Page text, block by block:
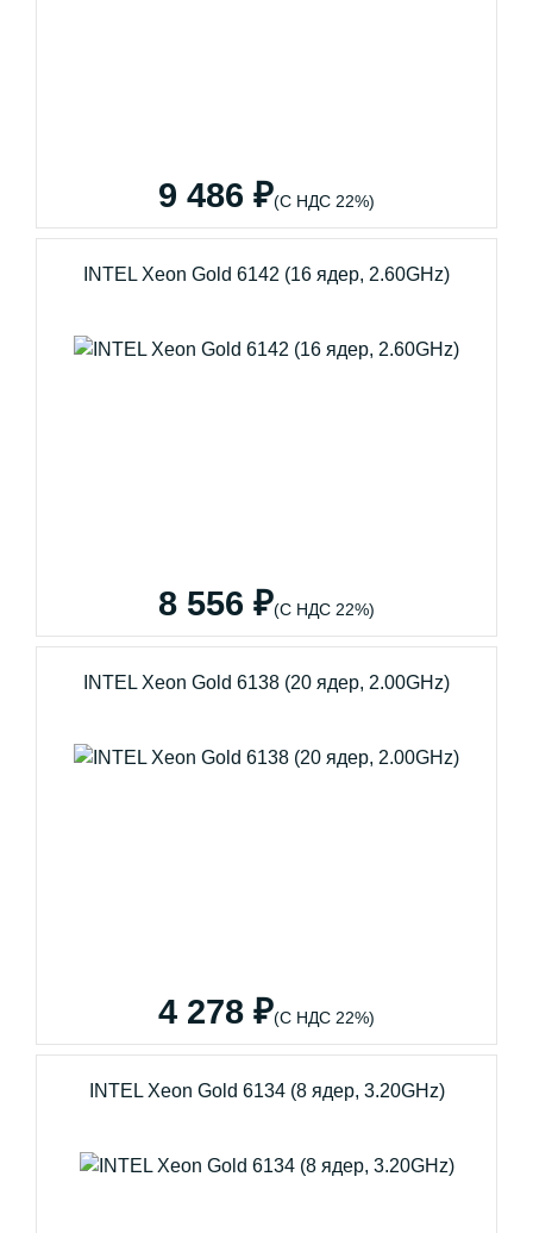
9 486 ₽(С НДС 22%)
INTEL Xeon Gold 6142 (16 ядер, 2.60GHz)
8 556 ₽(С НДС 22%)
INTEL Xeon Gold 6138 (20 ядер, 2.00GHz)
4 278 ₽(С НДС 22%)
INTEL Xeon Gold 6134 (8 ядер, 3.20GHz)